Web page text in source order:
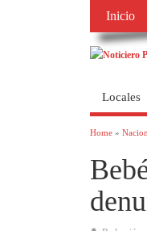
Inicio
Locales
Home »